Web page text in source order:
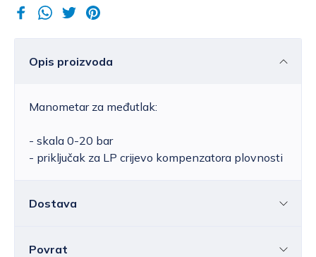
Opis proizvoda
Manometar za međutlak:
- skala 0-20 bar
- priključak za LP crijevo kompenzatora plovnosti
Dostava
Hrvatska
Povrat